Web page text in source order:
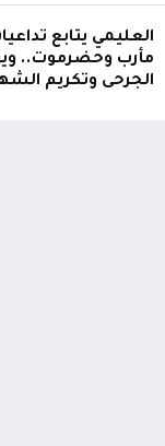
العليمي يتابع
مأرب وحضرموت..
الجرحى وتكريم